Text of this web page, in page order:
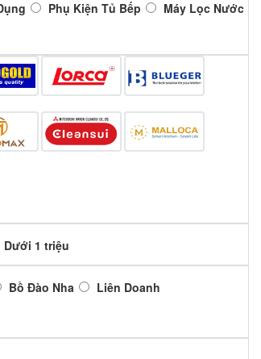
Phụ Kiện Tủ Bếp
Máy Lọc Nước
Dưới 1 triệu
Bồ Đào Nha
Liên Doanh